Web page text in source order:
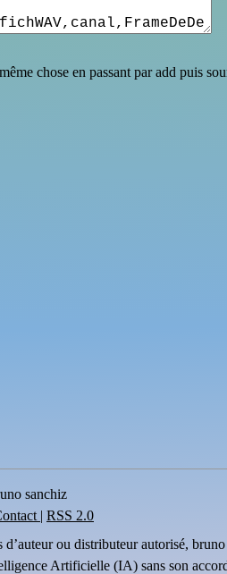
chose en passant par add puis
sanchiz
| RSS 2.0
ou distributeur autorisé,
Artificielle (IA) sans son